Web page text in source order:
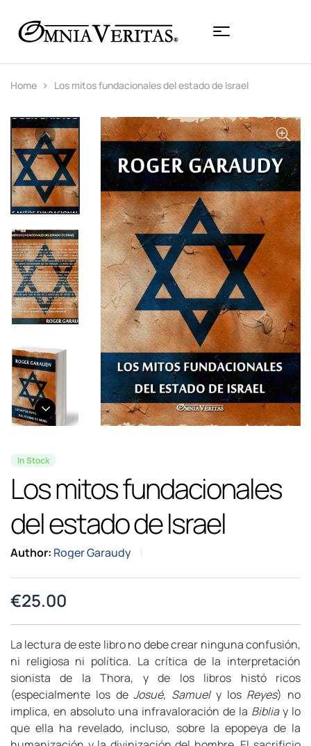
Home Los mitos fundacionales del estado de Israel
In Stock
Los mitos fundacionales
del estado de Israel
Author: Roger Garaudy
€25.00
La lectura de este libro no debe crear ninguna confusión,
ni religiosa ni política. La crítica de la interpretación
sionista de la Thora, y de los libros histó ricos
(especialmente los deJosué, Samuel y los Reyes) no
implica, en absoluto una infravaloración de la Bibliay lo
que ella ha revelado, incluso, sobre la epopeya de la